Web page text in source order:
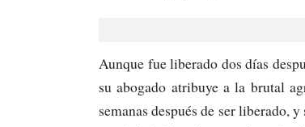
Aunque fue liberado dos días
su abogado atribuye a la brutal
semanas después de ser liberado,